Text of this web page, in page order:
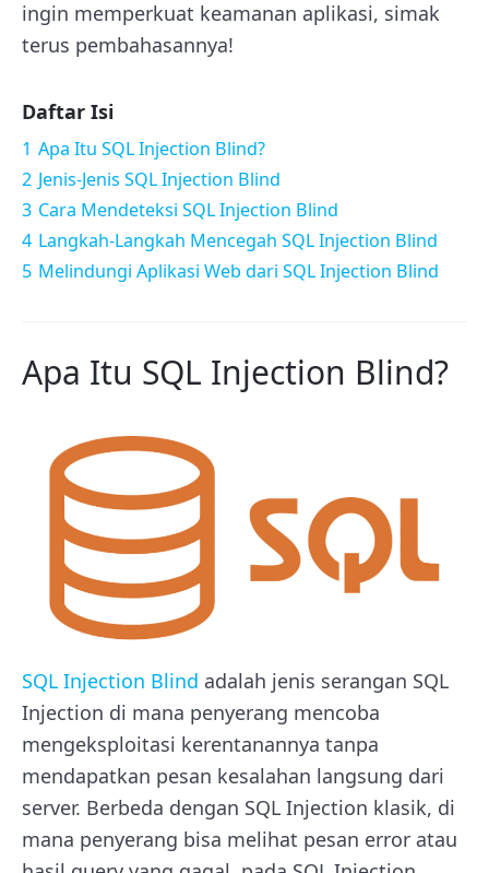
ingin memperkuat keamanan aplikasi, simak
terus pembahasannya!
Daftar Isi
1 Apa Itu SQL Injection Blind?
2 Jenis-Jenis SQL Injection Blind
3 Cara Mendeteksi SQL Injection Blind
4 Langkah-Langkah Mencegah SQL Injection Blind
5 Melindungi Aplikasi Web dari SQL Injection Blind
Apa Itu SQL Injection Blind?
SQL Injection Blind adalah jenis serangan SQL
Injection di mana penyerang mencoba
mengeksploitasi kerentanannya tanpa
mendapatkan pesan kesalahan langsung dari
server. Berbeda dengan SQL Injection klasik, di
mana penyerang bisa melihat pesan error atau